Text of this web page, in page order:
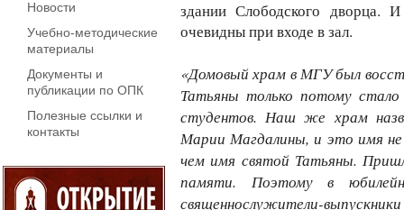
Новости
Учебно-методические
материалы
Документы и
публикации по ОПК
Полезные ссылки и
контакты
здании Слободского дворца.
очевидны при входе в зал.
«Домовый храм в МГУ был
Татьяны только потому стало
студентов. Наш же храм
Марии Магдалины, и это имя
чем имя святой Татьяны.
памяти. Поэтому в
священнослужители-